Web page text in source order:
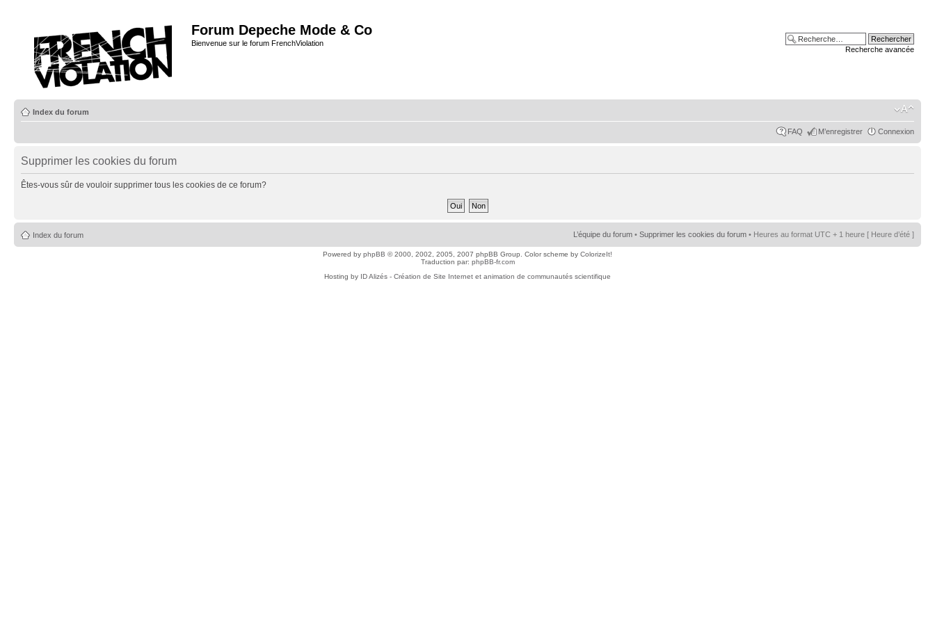
Forum Depeche Mode & Co
Bienvenue sur le forum FrenchViolation
Recherche avancée
Index du forum
FAQ M’enregistrer Connexion
Supprimer les cookies du forum
Êtes-vous sûr de vouloir supprimer tous les cookies de ce forum?
Index du forum L’équipe du forum • Supprimer les cookies du forum • Heures au format UTC + 1 heure [ Heure d’été ]
Powered by phpBB © 2000, 2002, 2005, 2007 phpBB Group. Color scheme by ColorizeIt!
Traduction par: phpBB-fr.com
Hosting by ID Alizés - Création de Site Internet et animation de communautés scientifique